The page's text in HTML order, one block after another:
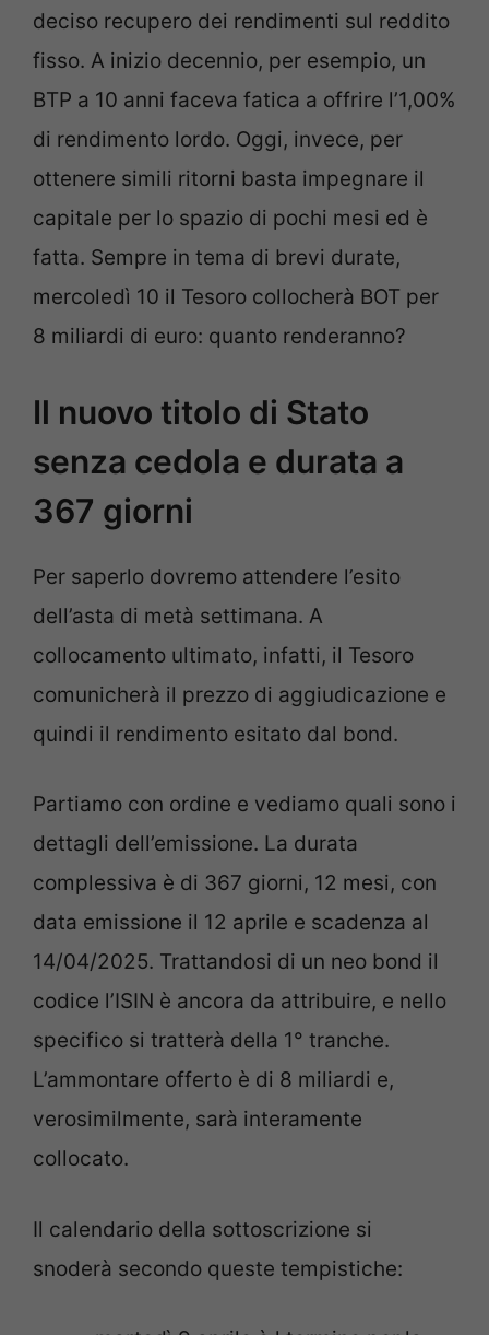
deciso recupero dei rendimenti sul reddito
fisso. A inizio decennio, per esempio, un
BTP a 10 anni faceva fatica a offrire l’1,00%
di rendimento lordo. Oggi, invece, per
ottenere simili ritorni basta impegnare il
capitale per lo spazio di pochi mesi ed è
fatta. Sempre in tema di brevi durate,
mercoledì 10 il Tesoro collocherà BOT per
8 miliardi di euro: quanto renderanno?
Il nuovo titolo di Stato
senza cedola e durata a
367 giorni
Per saperlo dovremo attendere l’esito
dell’asta di metà settimana. A
collocamento ultimato, infatti, il Tesoro
comunicherà il prezzo di aggiudicazione e
quindi il rendimento esitato dal bond.
Partiamo con ordine e vediamo quali sono i
dettagli dell’emissione. La durata
complessiva è di 367 giorni, 12 mesi, con
data emissione il 12 aprile e scadenza al
14/04/2025. Trattandosi di un neo bond il
codice l’ISIN è ancora da attribuire, e nello
specifico si tratterà della 1° tranche.
L’ammontare offerto è di 8 miliardi e,
verosimilmente, sarà interamente
collocato.
Il calendario della sottoscrizione si
snoderà secondo queste tempistiche: